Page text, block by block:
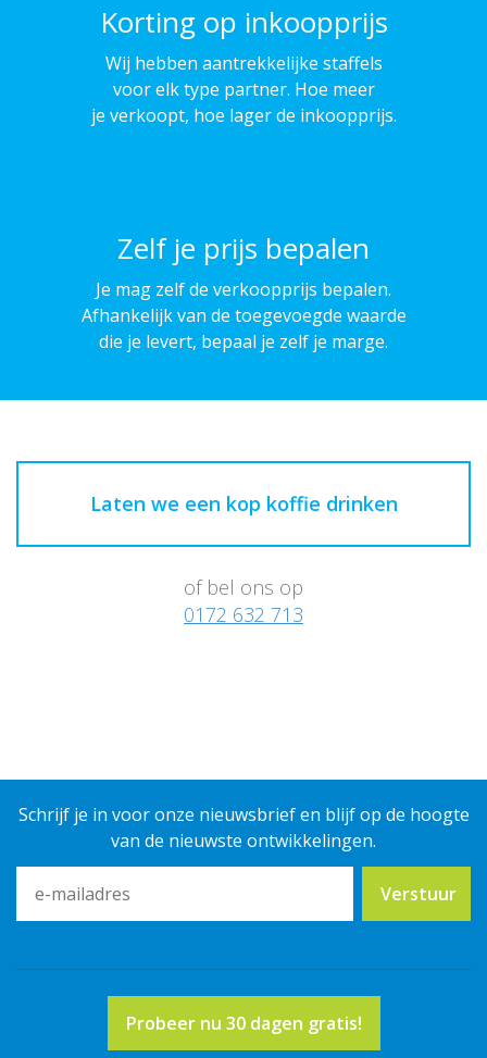
Korting op inkoopprijs
Wij hebben aantrekkelijke staffels
voor elk type partner. Hoe meer
je verkoopt, hoe lager de inkoopprijs.
Zelf je prijs bepalen
Je mag zelf de verkoopprijs bepalen.
Afhankelijk van de toegevoegde waarde
die je levert, bepaal je zelf je marge.
Laten we een kop koffie drinken
of bel ons op
0172 632 713
Schrijf je in voor onze nieuwsbrief en blijf op de hoogte
van de nieuwste ontwikkelingen.
Probeer nu 30 dagen gratis!